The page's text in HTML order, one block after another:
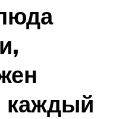
каждый